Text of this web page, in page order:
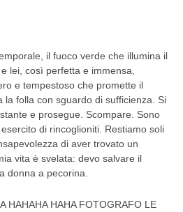
il fuoco verde che illumina il
lei, così perfetta e immensa,
e tempestoso che promette il
la folla con sguardo di sufficienza. Si
e prosegue. Scompare. Sono
di rincoglioniti. Restiamo soli
di aver trovato un
vita è svelata: devo salvare il
donna a pecorina.
HAHAHA HAHA FOTOGRAFO LE